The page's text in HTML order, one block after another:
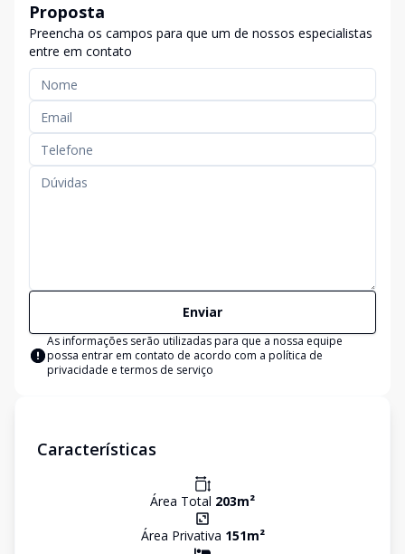
Proposta
Preencha os campos para que um de nossos especialistas
entre em contato
Enviar
As informações serão utilizadas para que a nossa equipe
possa entrar em contato de acordo com a política de
privacidade e termos de serviço
Características
Área Total 203m²
Área Privativa 151m²